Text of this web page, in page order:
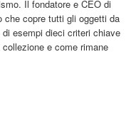
Il fondatore e CEO di
che copre tutti gli oggetti da
esempi dieci criteri chiave
e come rimane